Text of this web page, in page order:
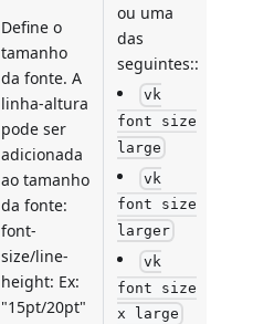
Define o
tamanho
da fonte. A
linha-altura
pode ser
adicionada
ao tamanho
da fonte:
font-
size/line-
height: Ex:
"15pt/20pt"
ou uma
das
seguintes::
vk
font size
large
vk
font size
larger
vk
font size
x large